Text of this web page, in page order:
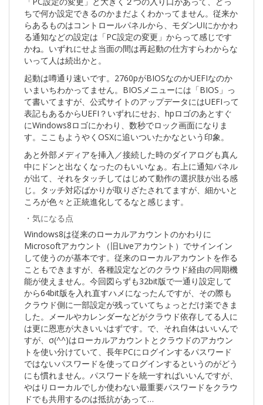
ちで何か設定できるのかまだよくわかってません。従来か
らあるものはコントロールパネルから、モダンUIにかかわ
る通知などの設定は「PC設定の変更」からって感じです
かね。いずれにせよ当面の間は再起動の仕方すらわからな
いって人は続出かと。
起動は噂通り速いです。2760pがBIOSなのかUEFIなのか
いまいちわかってません。BIOSメニューには「BIOS」っ
て書いてますが、公式サイトのアップデータにはUEFIって
表記もあるからUEFI？いずれにせお、hpロゴのあとすぐ
にWindows8ロゴにかわり、数秒でロック画面になりま
す。ここもようやくOSXに追いついたかなという印象。
あと外部メディアを挿入／接続した時のダイアログも真ん
中にドンと出なくなったのもいいなぁ。右上に通知パネル
が出て、それをタッチしてはじめて動作の選択肢が出る感
じ。タッチ対応ばかりが取りざたされてますが、細かいと
ころが色々と正統進化してるなと感じます。
・気になる点
Windows8は従来のローカルアカウントのかわりに
Microsoftアカウント（旧Liveアカウント）でサインイン
して使うのが基本です。従来のローカルアカウントを作る
こともできますが、各種設定などのクラウド経由の同期機
能が使えません。今回図らずも32bit版で一通り設定して
から64bit版を入れ直すハメになったんですが、その際も
クラウド側に一部設定が残っていてちょっとだけ楽できま
した。メールやカレンダーなどがクラウド依存してる人に
は更に恩恵が大きいいはずです。で、それ自体はいいんで
すが、σ(^^)はローカルアカウントとクラウドのアカウン
トを使い分けていて、長年PCにログインするパスワード
ではないパスワードを使ってログインするというのがどう
にも慣れません。パスワードを統一すればいいんですが、
やはりローカルでしか使わない最重要パスワードをクラウ
ドでも共用するのは抵抗があって…